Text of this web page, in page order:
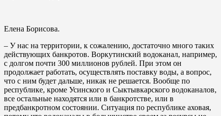
Елена Борисова.
– У нас на территории, к сожалению, достаточно много таких
действующих банкротов. Воркутинский водоканал, например,
с долгом почти 300 миллионов рублей. При этом он
продолжает работать, осуществлять поставку воды, а вопрос,
что с ним будет дальше, никак не решается. Вообще по
республике, кроме Усинского и Сыктывкарского водоканалов,
все остальные находятся или в банкротстве, или в
предбанкротном состоянии. Ситуация по республике аховая,